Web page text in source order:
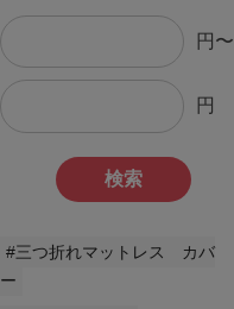
円〜
円
検索
#三つ折れマットレス カバ
ー